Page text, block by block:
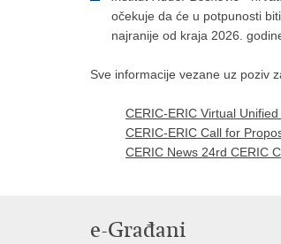
očekuje da će u potpunosti
najranije od kraja 2026.
Sve informacije vezane uz poziv
CERIC-ERIC Virtual
CERIC-ERIC Call for
CERIC News 24rd CERIC
e-Građani